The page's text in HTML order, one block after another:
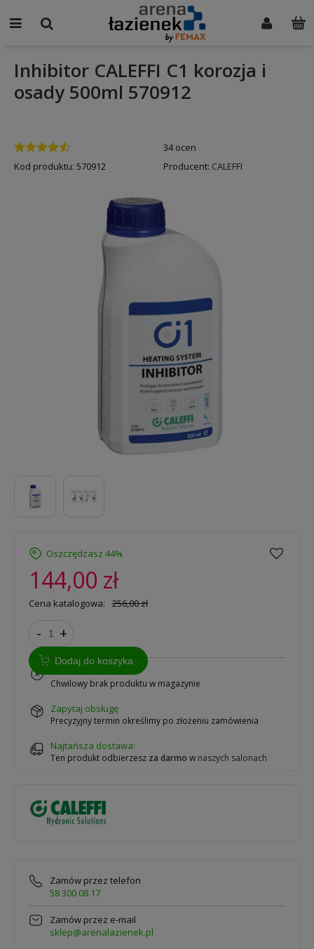
Inhibitor CALEFFI C1 korozja i
osady 500ml 570912
34 ocen
Kod produktu: 570912 Producent: CALEFFI
Oszczędzasz 44%
144,00 zł
Cena katalogowa: 256,00 zł
- +
Dodaj do koszyka
Chwilowy brak produktu w magazynie
zapytaj obsługę
Precyzyjny termin określimy po złożeniu zamówienia
Najtańsza dostawa:
Ten produkt odbierzesz za darmo w naszych salonach
Zamów przez telefon
58 300 08 17
Zamów przez e-mail
sklep@arenalazienek.pl